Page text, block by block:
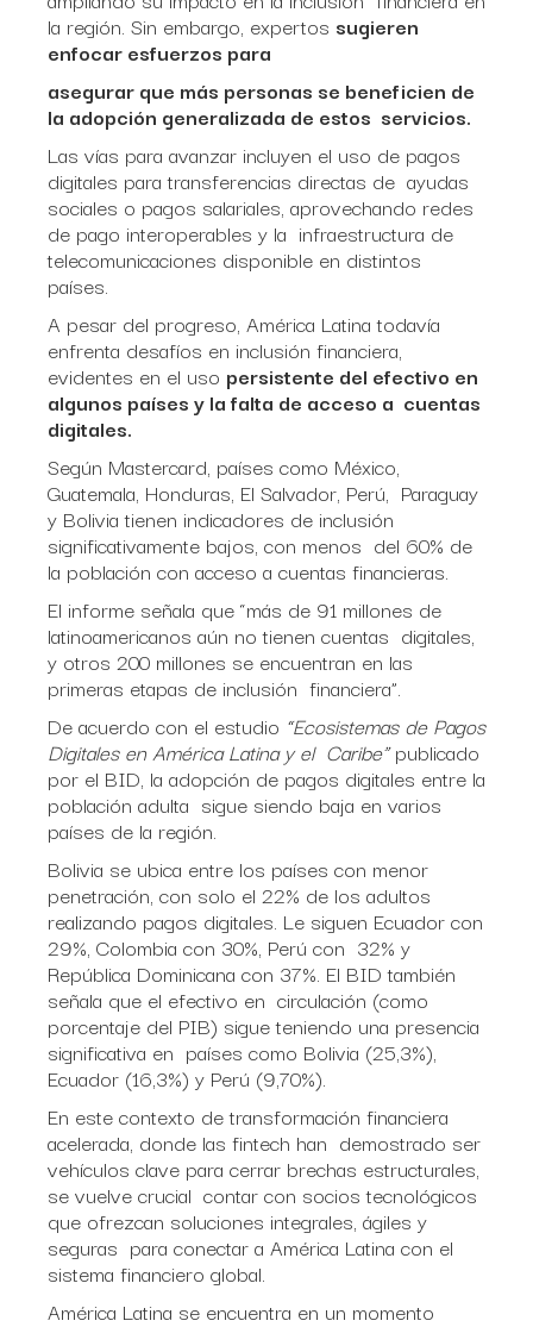
la región. Sin embargo, expertos sugieren
enfocar esfuerzos para
asegurar que más personas se beneficien de
la adopción generalizada de estos servicios.
Las vías para avanzar incluyen el uso de pagos
digitales para transferencias directas de ayudas
sociales o pagos salariales, aprovechando redes
de pago interoperables y la infraestructura de
telecomunicaciones disponible en distintos
países.
A pesar del progreso, América Latina todavía
enfrenta desafíos en inclusión financiera,
evidentes en el uso persistente del efectivo en
algunos países y la falta de acceso a cuentas
digitales.
Según Mastercard, países como México,
Guatemala, Honduras, El Salvador, Perú, Paraguay
y Bolivia tienen indicadores de inclusión
significativamente bajos, con menos del 60% de
la población con acceso a cuentas financieras.
El informe señala que “más de 91 millones de
latinoamericanos aún no tienen cuentas digitales,
y otros 200 millones se encuentran en las
primeras etapas de inclusión financiera”.
De acuerdo con el estudio “Ecosistemas de Pagos
Digitales en América Latina y el Caribe”publicado
por el BID, la adopción de pagos digitales entre la
población adulta sigue siendo baja en varios
países de la región.
Bolivia se ubica entre los países con menor
penetración, con solo el 22% de los adultos
realizando pagos digitales. Le siguen Ecuador con
29%, Colombia con 30%, Perú con 32% y
República Dominicana con 37%. El BID también
señala que el efectivo en circulación (como
porcentaje del PIB) sigue teniendo una presencia
significativa en países como Bolivia (25,3%),
Ecuador (16,3%) y Perú (9,70%).
En este contexto de transformación financiera
acelerada, donde las fintech han demostrado ser
vehículos clave para cerrar brechas estructurales,
se vuelve crucial contar con socios tecnológicos
que ofrezcan soluciones integrales, ágiles y
seguras para conectar a América Latina con el
sistema financiero global.
América Latina se encuentra en un momento